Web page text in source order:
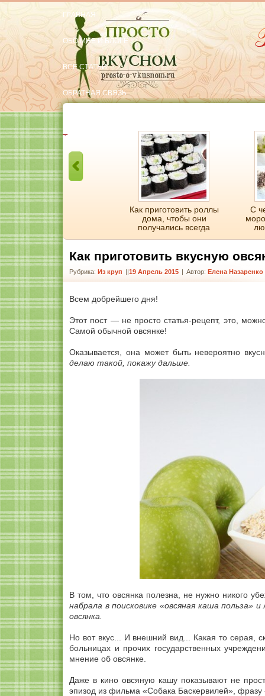
ГЛАВНАЯ
ОБО МНЕ И БЛОГЕ
ВСЕ СТАТЬИ
ОБРАТНАЯ СВЯЗЬ
Тут вкусняшки
пакете для запекания
Как приготовить роллы
дома, чтобы они
получались всегда
С
Как приготовить вкусную
Рубрика: Из круп | 19 Апрель 2015 | Автор: Елена Назаренко
Всем добрейшего дня!
Этот пост — не просто статья-рецепт, это,
Самой обычной овсянке!
Оказывается, она может быть невероятно
делаю такой, покажу дальше.
В том, что овсянка полезна, не нужно никого
набрала в поисковике «овсяная каша
овсянка.
Но вот вкус... И внешний вид... Какая то серая,
больницах и прочих государственных
мнение об овсянке.
Даже в кино овсяную кашу показывают не
эпизод из фильма «Собака Баскервилей»,